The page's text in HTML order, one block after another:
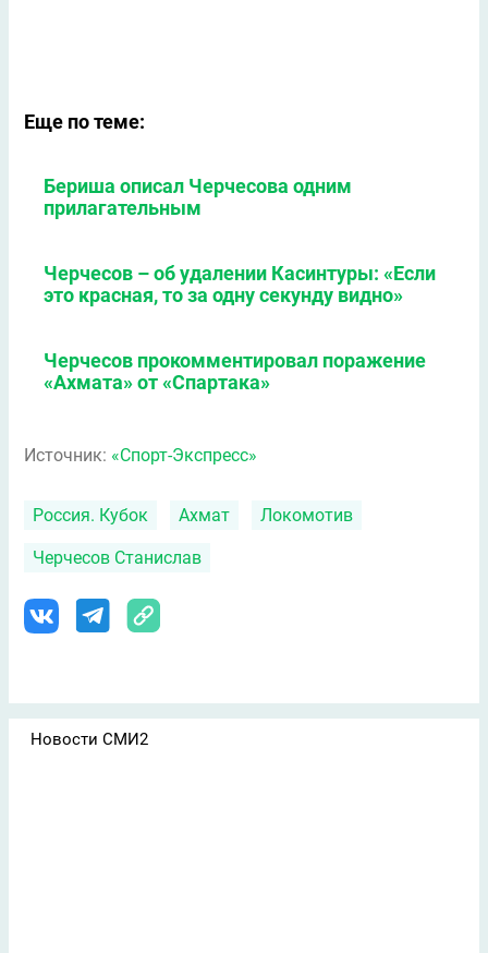
Еще по теме:
Бериша описал Черчесова одним
прилагательным
Черчесов – об удалении Касинтуры: «Если
это красная, то за одну секунду видно»
Черчесов прокомментировал поражение
«Ахмата» от «Спартака»
Источник: «Спорт-Экспресс»
Россия. Кубок Ахмат Локомотив
Черчесов Станислав
Новости СМИ2